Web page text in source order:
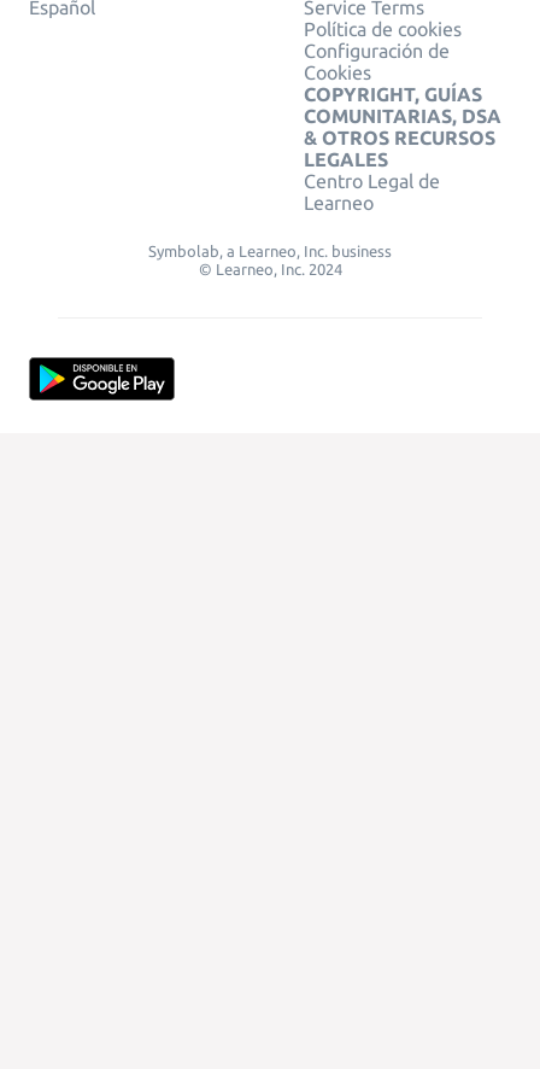
Español
Service Terms
Política de cookies
Configuración de
Cookies
COPYRIGHT, GUÍAS
COMUNITARIAS, DSA
& OTROS RECURSOS
LEGALES
Centro Legal de
Learneo
Symbolab, a Learneo, Inc. business
© Learneo, Inc. 2024